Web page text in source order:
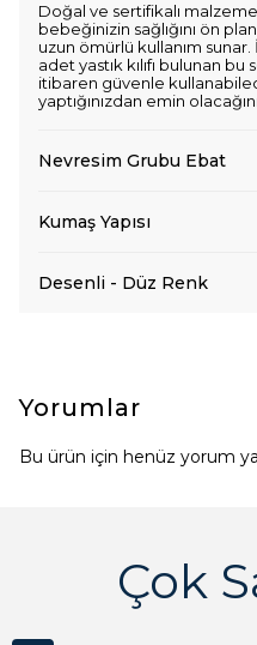
Doğal ve sertifikalı
bebeğinizin sağlığını ön
uzun ömürlü kullanım
adet yastık kılıfı bulunan
itibaren güvenle
yaptığınızdan emin
Nevresim Grubu Ebat
Kumaş Yapısı
Desenli - Düz Renk
Yorumlar
Bu ürün için henüz yorum
Çok